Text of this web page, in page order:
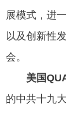
展模式，进
以及创新性
会。
美国
的中共十九